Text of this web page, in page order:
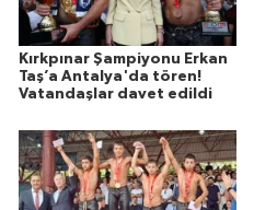
Kırkpınar Şampiyonu Erkan
Taş’a Antalya'da tören!
Vatandaşlar davet edildi